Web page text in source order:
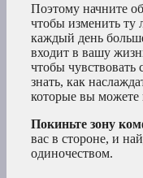
Поэтому начните
чтобы изменить ту
каждый день
входит в вашу
чтобы чувствовать
знать, как
которые вы можете
Покиньте зону
вас в стороне, и
одиночеством.